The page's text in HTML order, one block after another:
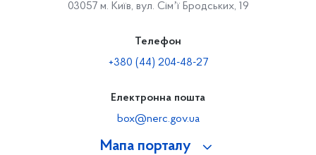
Мапа порталу
03057 м. Київ, вул. Сімʼї Бродських, 19
Телефон
+380 (44) 204-48-27
Електронна пошта
box@nerc.gov.ua